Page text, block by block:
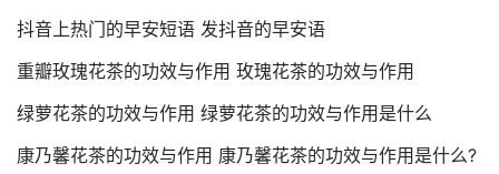
抖音上热门的早安短语 发抖音的早安语
重瓣玫瑰花茶的功效与作用 玫瑰花茶的功效与作用
绿萝花茶的功效与作用 绿萝花茶的功效与作用是什么
康乃馨花茶的功效与作用 康乃馨花茶的功效与作用是什么?